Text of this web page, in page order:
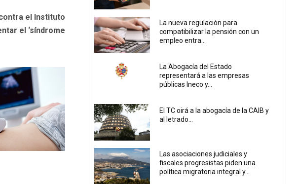
el Instituto
el ‘síndrome
La nueva regulación para
compatibilizar la pensión con un
empleo entra...
La Abogacía del Estado
representará a las empresas
públicas Ineco y...
El TC oirá a la abogacía de la CAIB y
al letrado...
Las asociaciones judiciales y
fiscales progresistas piden una
política migratoria integral y...